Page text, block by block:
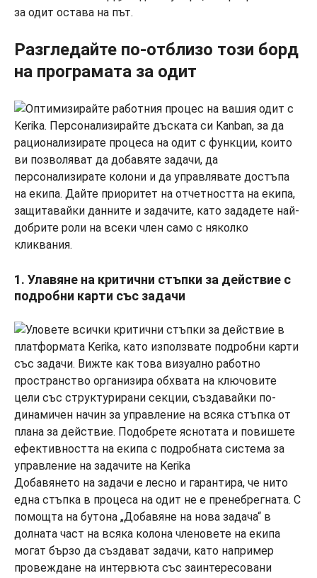
за одит остава на път.
Разгледайте по-отблизо този борд
на програмата за одит
1. Улавяне на критични стъпки за действие с
подробни карти със задачи
Добавянето на задачи е лесно и гарантира, че нито
една стъпка в процеса на одит не е пренебрегната. С
помощта на бутона „Добавяне на нова задача“ в
долната част на всяка колона членовете на екипа
могат бързо да създават задачи, като например
провеждане на интервюта със заинтересовани